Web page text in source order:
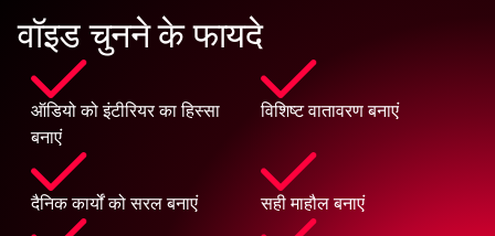
वॉइड चुनने के फायदे
ऑडियो को इंटीरियर का हिस्सा
बनाएं
विशिष्ट वातावरण बनाएं
दैनिक कार्यों को सरल बनाएं सही माहौल बनाएं